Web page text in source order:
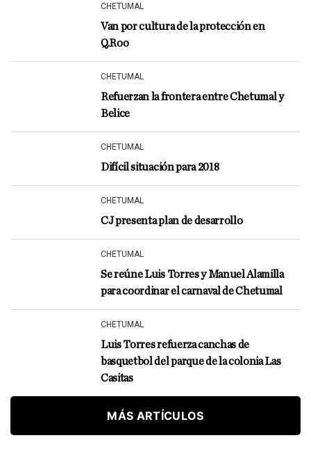
CHETUMAL
Van por cultura de la protección en
Q.Roo
CHETUMAL
Refuerzan la frontera entre Chetumal y
Belice
CHETUMAL
Difícil situación para 2018
CHETUMAL
CJ presenta plan de desarrollo
CHETUMAL
Se reúne Luis Torres y Manuel Alamilla
para coordinar el carnaval de Chetumal
CHETUMAL
Luis Torres refuerza canchas de
basquetbol del parque de la colonia Las
Casitas
MÁS ARTÍCULOS